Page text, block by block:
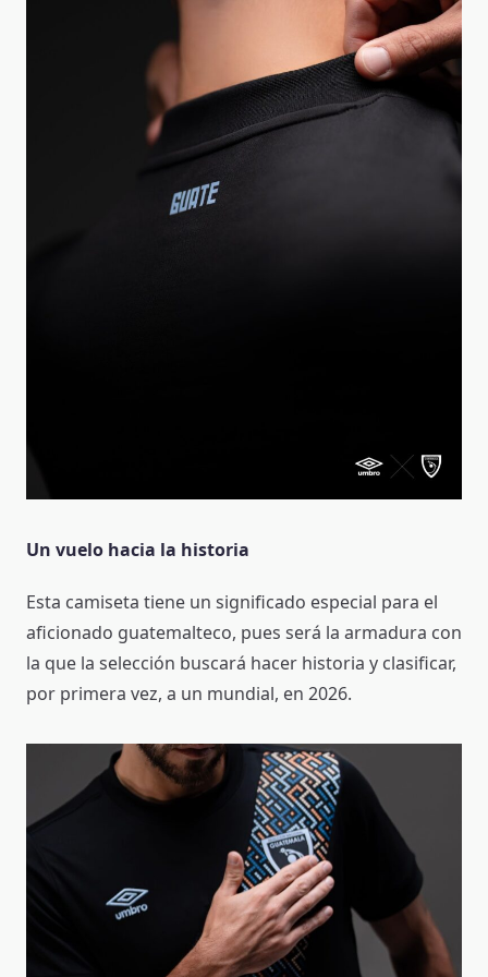
Un vuelo hacia la historia
Esta camiseta tiene un significado especial para el
aficionado guatemalteco, pues será la armadura con
la que la selección buscará hacer historia y clasificar,
por primera vez, a un mundial, en 2026.